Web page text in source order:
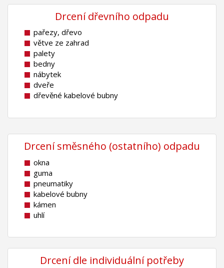
Drcení dřevního odpadu
pařezy, dřevo
větve ze zahrad
palety
bedny
nábytek
dveře
dřevěné kabelové bubny
Drcení směsného (ostatního) odpadu
okna
guma
pneumatiky
kabelové bubny
kámen
uhlí
Drcení dle individuální potřeby